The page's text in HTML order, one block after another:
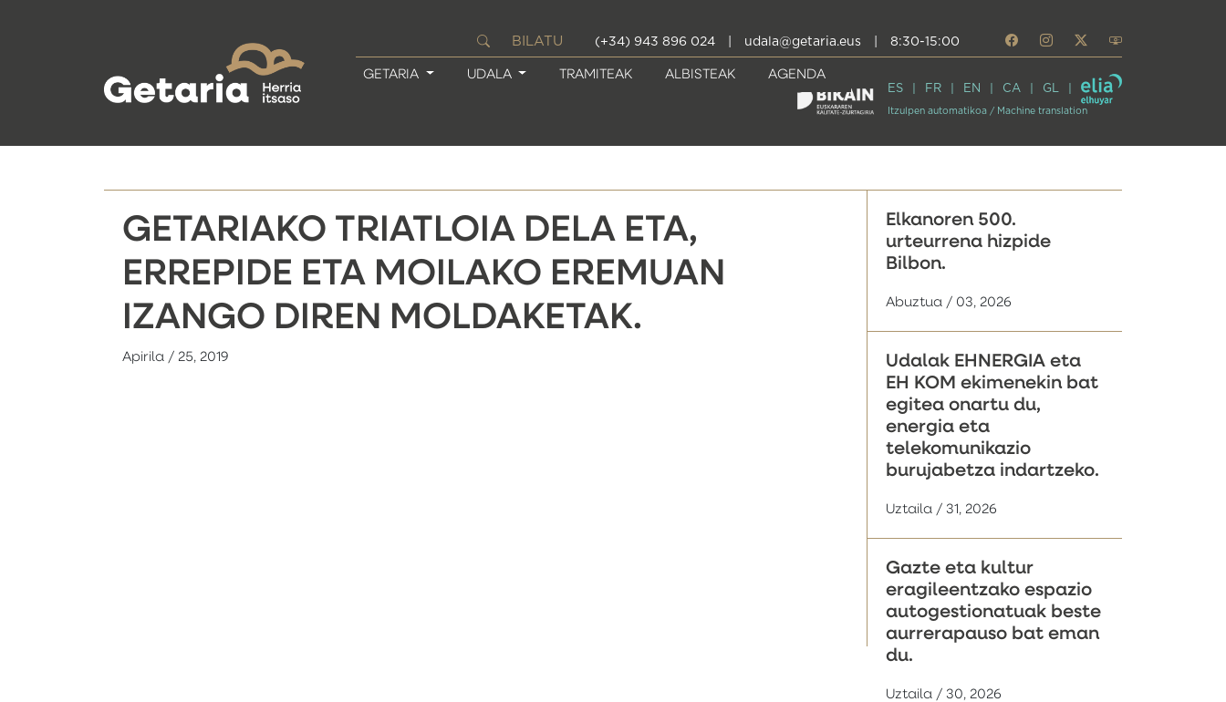
BILATU (+34) 943 896 024 udala@getaria.eus 8:30-15:00
GETARIA UDALA TRAMITEAK ALBISTEAK AGENDA
ES FR EN CA GL
Itzulpen automatikoa / Machine translation
GETARIAKO TRIATLOIA DELA ETA,
ERREPIDE ETA MOILAKO EREMUAN
IZANGO DIREN MOLDAKETAK.
Apirila / 25, 2019
Elkanoren 500.
urteurrena hizpide
Bilbon.
Abuztua / 03, 2026
Udalak EHNERGIA eta
EH KOM ekimenekin bat
egitea onartu du,
energia eta
telekomunikazio
burujabetza indartzeko.
Uztaila / 31, 2026
Gazte eta kultur
eragileentzako espazio
autogestionatuak beste
aurrerapauso bat eman
du.
Uztaila / 30, 2026